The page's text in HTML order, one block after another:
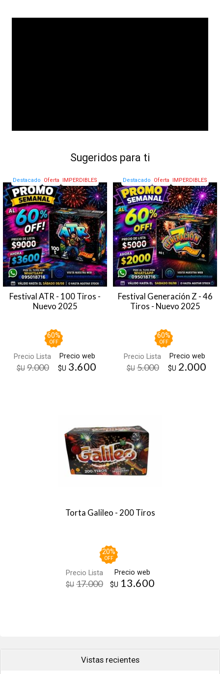
Sugeridos para ti
Destacado Oferta IMPERDIBLES
Festival ATR - 100 Tiros -
Nuevo 2025
60%
OFF
Precio Lista
$U 9.000
Precio web
$U 3.600
Destacado Oferta IMPERDIBLES
Festival Generación Z - 46
Tiros - Nuevo 2025
60%
OFF
Precio Lista
$U 5.000
Precio web
$U 2.000
Torta Galileo - 200 Tiros
20%
OFF
Precio Lista
$U 17.000
Precio web
$U 13.600
Vistas recientes